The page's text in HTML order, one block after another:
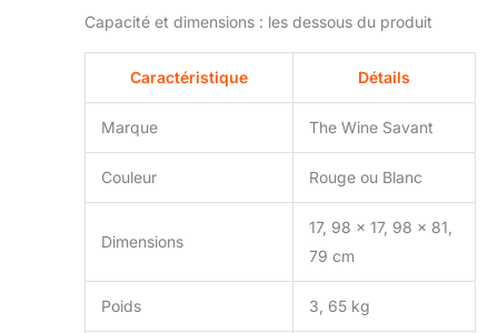
Capacité et dimensions : les dessous du produit
Caractéristique Détails
Marque The Wine Savant
Couleur Rouge ou Blanc
Dimensions
17, 98 x 17, 98 x 81,
79 cm
Poids 3, 65 kg